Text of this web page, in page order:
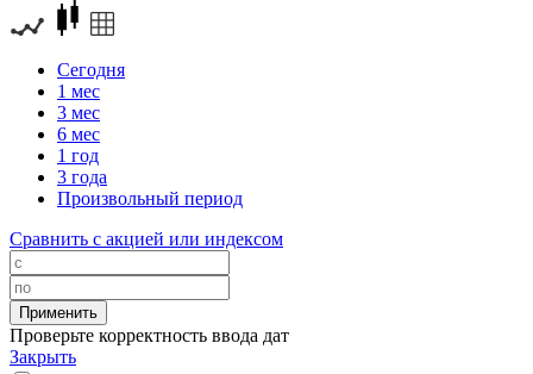
Сегодня
1 мес
3 мес
6 мес
1 год
3 года
Произвольный период
Сравнить с акцией или индексом
Проверьте корректность ввода дат
Закрыть